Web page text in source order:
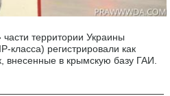
территории Украины
класса) регистрировали как
в крымскую базу ГАИ.